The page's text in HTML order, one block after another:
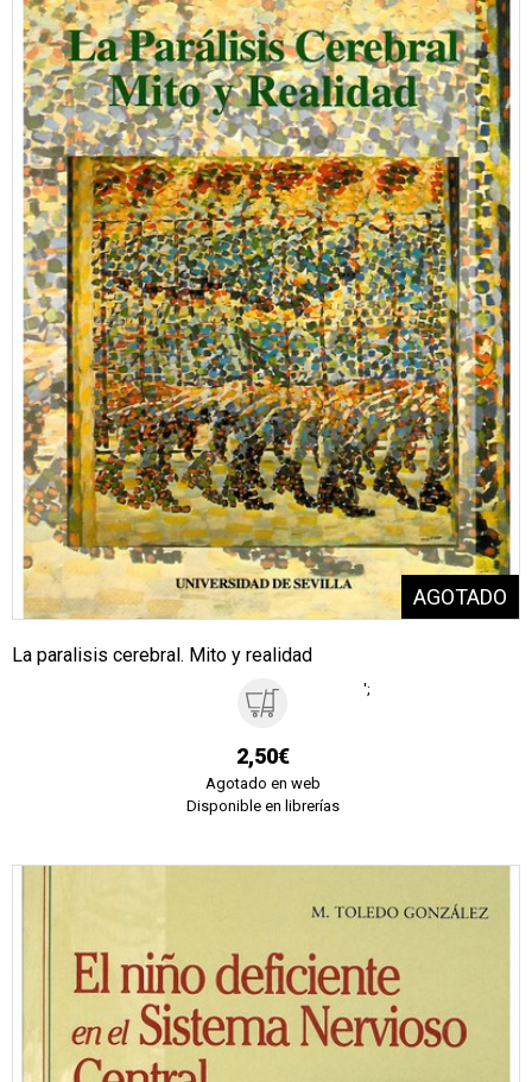
La paralisis cerebral. Mito y realidad
2,50€
Agotado en web
Disponible en librerías
';